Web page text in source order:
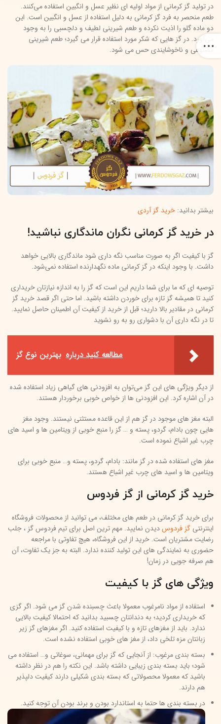
در تولید گز کرمانی از مواد اولیه ای نظیر عسل و انگبین استفاده می‌کنند.
طعم منحصر به فرد گز کرمانی به دلیل استفاده از عسل و انگبین است. این
دو ماده گلو را اذیت نکرده و طعم شیرینی لطیف و دلچسبی را به وجود
می‌آورد. در گز هایی که شکر مورد استفاده قرار می گیرد؛ طعم شیرینی
مصنوعی و ناخوشایندی حس می شود.
بیشتر بدانید: خرید گز آردی
در خرید گز کرمانی نگران ماندگاری نباشید!
گز با کیفیت اگر به صورت مناسب نگه داری شود ماندگاری بالایی خواهد
داشت. با وجود اینکه در گز کرمانی ماده نگهدارنده استفاده نمی‌شود.
توصیه ای که ما برای شما داریم این است که گز را به اندازه نیازتان خریداری
کنید تا همیشه گز تازه برای خوردن داشته باشید. اما حتی اگر قصد خرید گز
کرمانی در مقادیر بالا دارید؛ قبل از خرید از کیفیت آن اطمینان حاصل نمایید.
تا در نگه داری آن با دشواری رو به رو نشوید
مطالعه کنید درباره‌ بهترین نوع گز
از دیگر ویژگی های این گز می‌توان به افزودنی های گیاهی زیاد استفاده شده
در آن اشاره کرد. این افزودنی ها از خواص خوبی برخوردار هستند.
البته مغز های موجود در گز هم از این قاعده مستثنی نیستند. وجود مغز
هایی چون بادام، گردو، پسته و … گز را منبع خوبی از ویتامین ها و اسید های
چرب غیر اشباع نموده است.
مغز های استفاده شده در گز مانند: بادام، گردو، پسته و… منبع خوبی برای
ویتامین ها و اسید های چرب غیر اشباع هستند.
خرید گز کرمانی از گز فردوس
برای خرید گز کرمانی در طعم های مختلف، می توانید از محصولات فروشگاه
اینترنتی گز فردوسدیدن نمایید. مهم ترین اصل برای تیم فردوس گز ، جلب
رضایت مشتریان است. خرید از این فروشگاه، هیچ تفاوتی با مراجعه
حضوری به نمایندگی های این تولید کننده ندارد. البته به جز یک تفاوت، آن
هم صرفه جویی در زمان!
ویژگی های گز با کیفیت
استفاده از مواد نامرغوب معمولا باعث چسبنده شدن گز می شود. اگر گزی
که خریداری کردید؛ به دندانتان چسبید بدانید که احتمالا کیفیت بالایی
ندارد. باید از مغزهای تازه و با کیفیت استفاده کنید. اگر مغزهای گز زیر
زبانتان مزه تلخی داد، از مغز های خوبی استفاده نشده است.
بسته بندی مرغوب: از آنجایی که گز برای مهمانی، سوغاتی و… استفاده می
شود؛ باید بسته بندی زیبایی داشته باشد. این نکته را هم در نظر داشته
باشید که معمولا محصولاتی که بسته بندی شکیلی دارند کیفیت دلپذیر
هم دارند.
در بسته بندی ها حتما به استاندارد بودن و برند بودن آن توجه کنید.